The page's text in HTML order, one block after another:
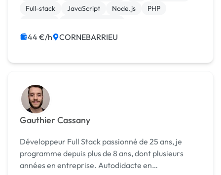
et c...
Full-stack
JavaScript Node.js
PHP
44 €/h CORNEBARRIEU
Gauthier Cassany
Développeur Full Stack passionné de 25 ans, je
programme depuis plus de 8 ans, dont plusieurs
années en entreprise. Autodidacte en